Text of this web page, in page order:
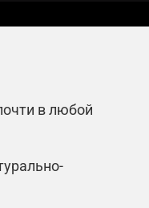
в любой